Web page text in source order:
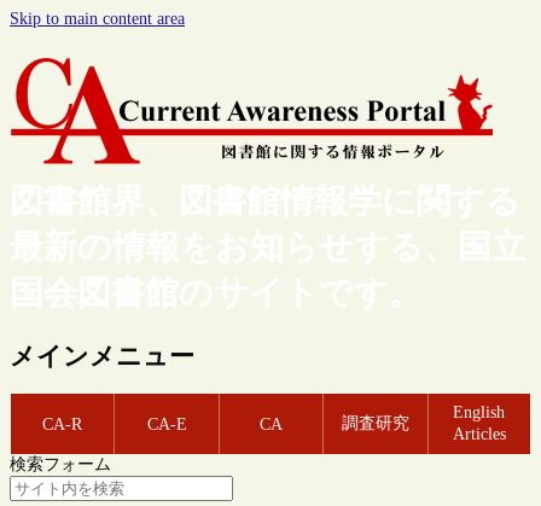
Skip to main content area
図書館界、図書館情報学に関する
最新の情報をお知らせする、国立
国会図書館のサイトです。
メインメニュー
CA-R CA-E CA 調査研究
English
Articles
検索フォーム